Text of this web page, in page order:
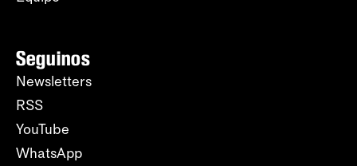
Seguinos
Newsletters
RSS
YouTube
WhatsApp